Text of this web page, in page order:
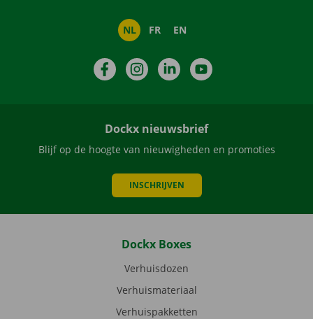
NL FR EN
FacebookInstagramLinkedIn
Dockx nieuwsbrief
Blijf op de hoogte van nieuwigheden en promoties
INSCHRIJVEN
Dockx Boxes
Verhuisdozen
Verhuismateriaal
Verhuispakketten